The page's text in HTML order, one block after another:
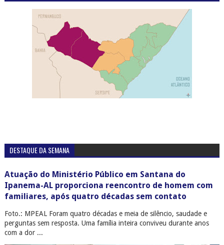
DESTAQUE DA SEMANA
Atuação do Ministério Público em Santana do
Ipanema-AL proporciona reencontro de homem com
familiares, após quatro décadas sem contato
Foto.: MPEAL Foram quatro décadas e meia de silêncio, saudade e
perguntas sem resposta. Uma família inteira conviveu durante anos
com a dor ...